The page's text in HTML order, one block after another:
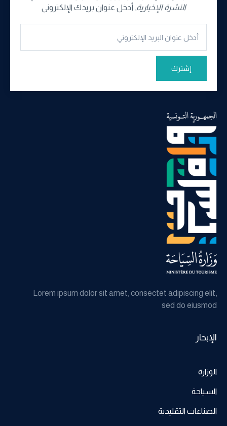
النشرة الإخبارية, أدخل عنوان بريدك الإلكتروني
إشترك
Lorem ipsum dolor sit amet, consectet adipiscing elit,
sed do eiusmod
الإبحار
الوزارة
السياحة
الصناعات التقليدية